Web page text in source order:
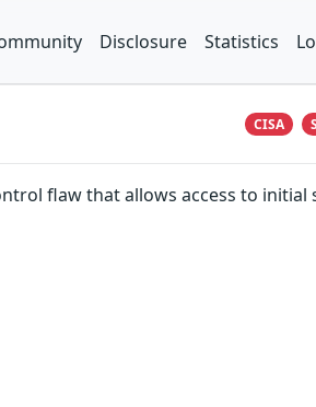
Disclosure Statistics
CISA
flaw that allows access to initial